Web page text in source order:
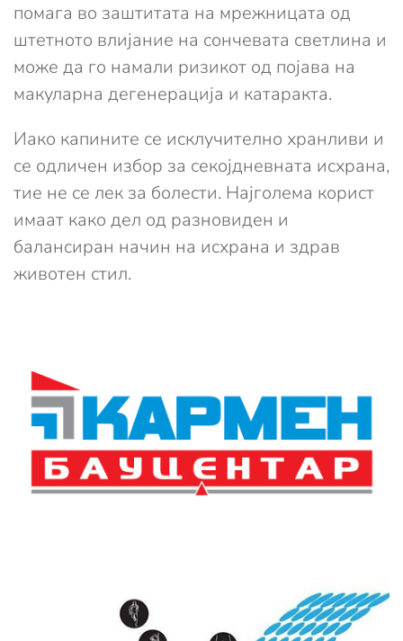
помага во заштитата на мрежницата од
штетното влијание на сончевата светлина и
може да го намали ризикот од појава на
макуларна дегенерација и катаракта.
Иако капините се исклучително хранливи и
се одличен избор за секојдневната исхрана,
тие не се лек за болести. Најголема корист
имаат како дел од разновиден и
балансиран начин на исхрана и здрав
животен стил.